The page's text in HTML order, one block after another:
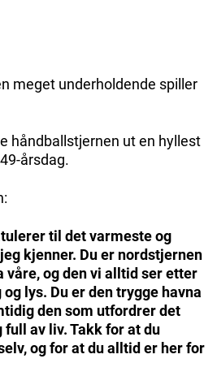
meget underholdende spiller
håndballstjernen ut en hyllest
årsdag.
til det varmeste og
kjenner. Du er nordstjernen
våre, og den vi alltid ser etter
lys. Du er den trygge havna
den som utfordrer det
av liv. Takk for at du
og for at du alltid er her for